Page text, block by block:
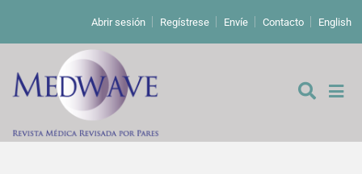
Abrir sesión Regístrese Envíe Contacto English